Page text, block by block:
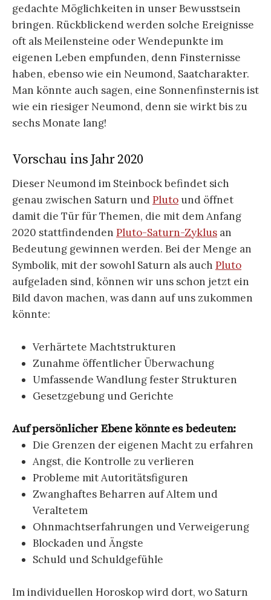
gedachte Möglichkeiten in unser Bewusstsein
bringen. Rückblickend werden solche Ereignisse
oft als Meilensteine oder Wendepunkte im
eigenen Leben empfunden, denn Finsternisse
haben, ebenso wie ein Neumond, Saatcharakter.
Man könnte auch sagen, eine Sonnenfinsternis ist
wie ein riesiger Neumond, denn sie wirkt bis zu
sechs Monate lang!
Vorschau ins Jahr 2020
Dieser Neumond im Steinbock befindet sich
genau zwischen Saturn undPluto und öffnet
damit die Tür für Themen, die mit dem Anfang
2020 stattfindenden Pluto-Saturn-Zyklus an
Bedeutung gewinnen werden. Bei der Menge an
Symbolik, mit der sowohl Saturn als auch Pluto
aufgeladen sind, können wir uns schon jetzt ein
Bild davon machen, was dann auf uns zukommen
könnte:
Verhärtete Machtstrukturen
Zunahme öffentlicher Überwachung
Umfassende Wandlung fester Strukturen
Gesetzgebung und Gerichte
Auf persönlicher Ebene könnte es bedeuten:
Die Grenzen der eigenen Macht zu erfahren
Angst, die Kontrolle zu verlieren
Probleme mit Autoritätsfiguren
Zwanghaftes Beharren auf Altem und
Veraltetem
Ohnmachtserfahrungen und Verweigerung
Blockaden und Ängste
Schuld und Schuldgefühle
Im individuellen Horoskop wird dort, wo Saturn